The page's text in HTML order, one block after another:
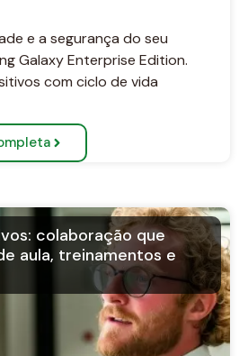
e a segurança do seu
Galaxy Enterprise Edition.
com ciclo de vida
colaboração que
aula, treinamentos e